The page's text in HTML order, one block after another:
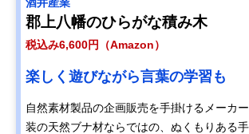
酒井産業
郡上八幡のひらがな積み木
税込み6,600円（Amazon）
楽しく遊びながら言葉の学習も
自然素材製品の企画販売を手掛けるメーカ
装の天然ブナ材ならではの、ぬくもりある